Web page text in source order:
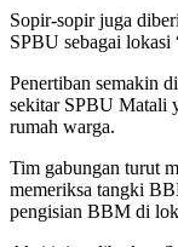
Sopir-sopir juga
SPBU sebagai lokasi
Penertiban semakin
sekitar SPBU Matali
rumah warga.
Tim gabungan turut
memeriksa tangki
pengisian BBM di